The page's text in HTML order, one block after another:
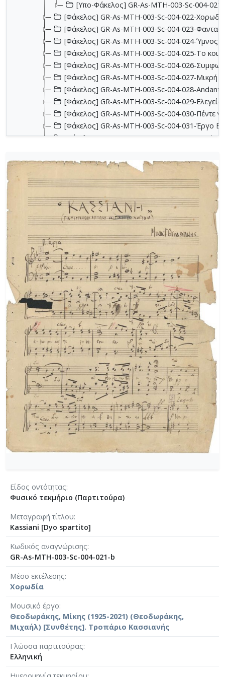
[Υπο-Φάκελος] GR-As-MTH-003-Sc-004-
[Φάκελος] GR-As-MTH-003-Sc-004-022-
[Φάκελος] GR-As-MTH-003-Sc-004-023-
[Φάκελος] GR-As-MTH-003-Sc-004-024-Ύμνος
[Φάκελος] GR-As-MTH-003-Sc-004-025-Το
[Φάκελος] GR-As-MTH-003-Sc-004-026-
[Φάκελος] GR-As-MTH-003-Sc-004-027-Μικρή
[Φάκελος] GR-As-MTH-003-Sc-004-028-
[Φάκελος] GR-As-MTH-003-Sc-004-029-
[Φάκελος] GR-As-MTH-003-Sc-004-030-Πέντε
[Φάκελος] GR-As-MTH-003-Sc-004-031-Έργο
[Φάκελος] GR-As-MTH-003-Sc-005-032-
[Φάκελος] GR-As-MTH-003-Sc-005-034-
[Φάκελος] GR-As-MTH-003-Sc-005-035-
[Φάκελος] GR-As-MTH-003-Sc-005-036-
[Φάκελος] GR-As-MTH-003-Sc-005-037-Duetto
[Φάκελος] GR-As-MTH-003-Sc-005-038-
[Φάκελος] GR-As-MTH-003-Sc-005-039-Το
[Φάκελος] GR-As-MTH-003-Sc-005-040-
[Φάκελος] GR-As-MTH-003-Sc-005-041-Η
[Φάκελος] GR-As-MTH-003-Sc-005-042-Το
[Φάκελος] GR-As-MTH-003-Sc-005-043-
[Φάκελος] GR-As-MTH-003-Sc-005-044-Το
[Φάκελος] GR-As-MTH-003-Sc-005-045-
[Φάκελος] GR-As-MTH-003-Sc-006-046-
[Φάκελος] GR-As-MTH-003-Sc-006-047-
[Φάκελος] GR-As-MTH-003-Sc-006-048-Της
[Φάκελος] GR-As-MTH-003-Sc-006-049-Έργο
[Φάκελος] GR-As-MTH-003-Sc-006-050-
[Φάκελος] GR-As-MTH-003-Sc-006-051-Τρίο
[Φάκελος] GR-As-MTH-003-Sc-006-052-
[Φάκελος] GR-As-MTH-003-Sc-006-053-
[Φάκελος] GR-As-MTH-003-Sc-007-054-Σουΐτα
[Φάκελος] GR-As-MTH-003-Sc-007-055-Το
[Φάκελος] GR-As-MTH-003-Sc-007-056-
[Φάκελος] GR-As-MTH-003-Sc-007-057-
[Φάκελος] GR-As-MTH-003-Sc-007-058-3
[Φάκελος] GR-As-MTH-003-Sc-008-061-Fuga
[Φάκελος] GR-As-MTH-003-Sc-008-062-Fuga
[Φάκελος] GR-As-MTH-003-Sc-008-064-
[Φάκελος] GR-As-MTH-003-Sc-008-066-
[Φάκελος] GR-As-MTH-003-Sc-008-067-Σχέδια
[Φάκελος] GR-As-MTH-003-Sc-008-068-Σπουδή
[Φάκελος] GR-As-MTH-003-Sc-009-072-
[Φάκελος] GR-As-MTH-003-Sc-009-073-Fuga
[Φάκελος] GR-As-MTH-003-Sc-009-074-
Είδος οντότητας
Φυσικό τεκμήριο (Παρτιτούρα)
Μεταγραφή τίτλου
Kassiani [Dyo spartito]
Κωδικός αναγνώρισης
GR-As-MTH-003-Sc-004-021-b
Μέσο εκτέλεσης
Χορωδία
Μουσικό έργο
Θεοδωράκης, Μίκης (1925-2021) (Θεοδωράκης,
Μιχαήλ) [Συνθέτης]. Τροπάριο Κασσιανής
Γλώσσα παρτιτούρας
Ελληνική